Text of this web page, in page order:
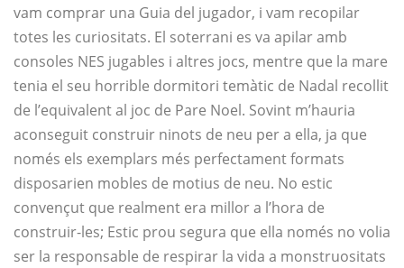
vam comprar una Guia del jugador, i vam recopilar
totes les curiositats. El soterrani es va apilar amb
consoles NES jugables i altres jocs, mentre que la mare
tenia el seu horrible dormitori temàtic de Nadal recollit
de l’equivalent al joc de Pare Noel. Sovint m’hauria
aconseguit construir ninots de neu per a ella, ja que
només els exemplars més perfectament formats
disposarien mobles de motius de neu. No estic
convençut que realment era millor a l’hora de
construir-les; Estic prou segura que ella només no volia
ser la responsable de respirar la vida a monstruositats